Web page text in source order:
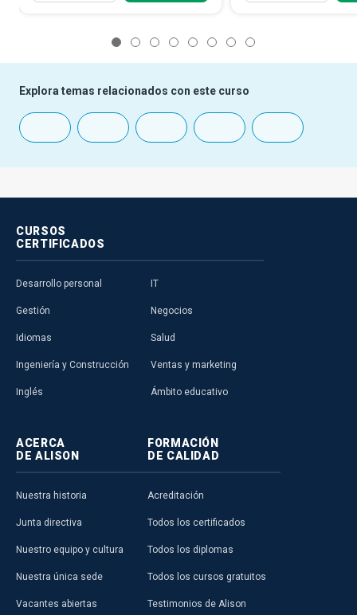
Explora temas relacionados con este curso
CURSOS
CERTIFICADOS
Desarrollo personal
Gestión
Idiomas
Ingeniería y Construcción
Inglés
IT
Negocios
Salud
Ventas y marketing
Ámbito educativo
ACERCA
DE ALISON
Nuestra historia
Junta directiva
Nuestro equipo y cultura
Nuestra única sede
Vacantes abiertas
FORMACIÓN
DE CALIDAD
Acreditación
Todos los certificados
Todos los diplomas
Todos los cursos gratuitos
Testimonios de Alison